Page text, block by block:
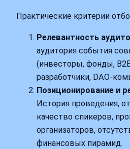
Практические критерии
Релевантность
аудитория события
(инвесторы, фонды,
разработчики,
Позиционирование и
История проведения,
качество спикеров,
организаторов,
финансовых пирамид.